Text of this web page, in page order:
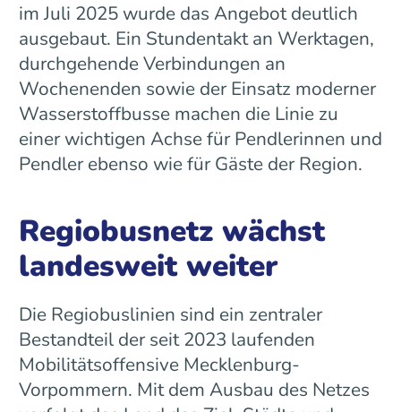
im Juli 2025 wurde das Angebot deutlich
ausgebaut. Ein Stundentakt an Werktagen,
durchgehende Verbindungen an
Wochenenden sowie der Einsatz moderner
Wasserstoffbusse machen die Linie zu
einer wichtigen Achse für Pendlerinnen und
Pendler ebenso wie für Gäste der Region.
Regiobusnetz wächst
landesweit weiter
Die Regiobuslinien sind ein zentraler
Bestandteil der seit 2023 laufenden
Mobilitätsoffensive Mecklenburg-
Vorpommern. Mit dem Ausbau des Netzes